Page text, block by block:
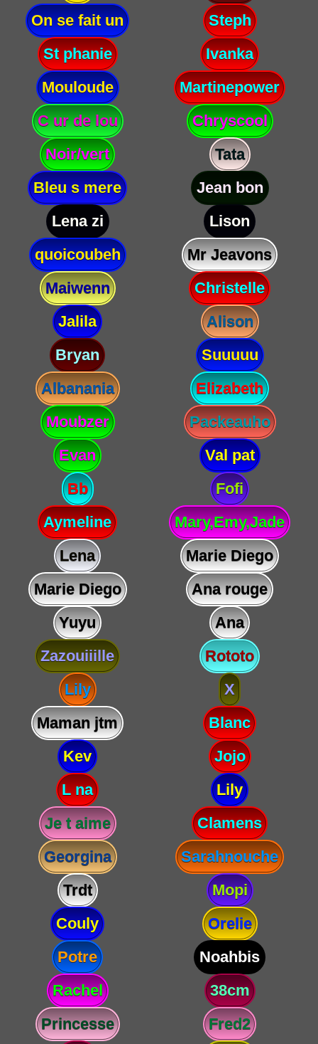
On se fait un
Steph
St phanie
Ivanka
Mouloude
Martinepower
C ur de lou
Chryscool
Noir/vert
Tata
Bleu s mere
Jean bon
Lena zi
Lison
quoicoubeh
Mr Jeavons
Maiwenn
Christelle
Jalila
Alison
Bryan
Suuuuu
Albanania
Elizabeth
Moubzer
Packeauho
Evan
Val pat
Bb
Fofi
Aymeline
Mary,Emy,Jade
Lena
Marie Diego
Marie Diego
Ana rouge
Yuyu
Ana
Zazouiiille
Rototo
Lily
X
Maman jtm
Blanc
Kev
Jojo
L na
Lily
Je t aime
Clamens
Georgina
Sarahnouche
Trdt
Mopi
Couly
Orelie
Potre
Noahbis
Rachel
38cm
Princesse
Fred2